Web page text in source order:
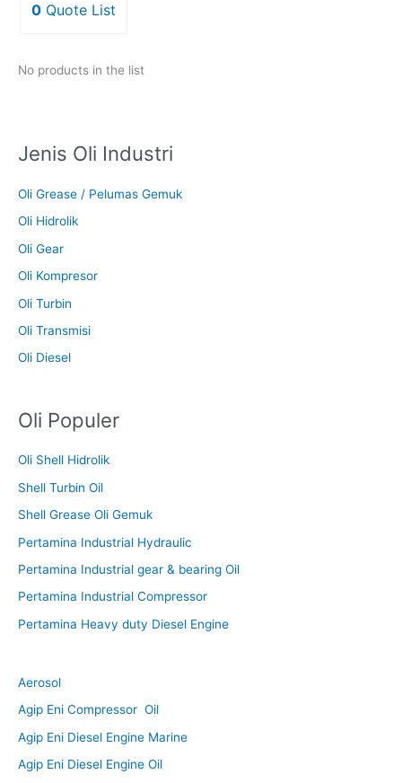
0 Quote List
No products in the list
Jenis Oli Industri
Oli Grease / Pelumas Gemuk
Oli Hidrolik
Oli Gear
Oli Kompresor
Oli Turbin
Oli Transmisi
Oli Diesel
Oli Populer
Oli Shell Hidrolik
Shell Turbin Oil
Shell Grease Oli Gemuk
Pertamina Industrial Hydraulic
Pertamina Industrial gear & bearing Oil
Pertamina Industrial Compressor
Pertamina Heavy duty Diesel Engine
Aerosol
Agip Eni Compressor Oil
Agip Eni Diesel Engine Marine
Agip Eni Diesel Engine Oil